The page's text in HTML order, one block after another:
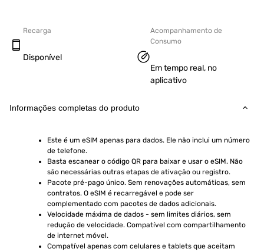
Recarga
Disponível
Acompanhamento de
Consumo
Em tempo real, no
aplicativo
Informações completas do produto
Este é um eSIM apenas para dados. Ele não inclui um número
de telefone.
Basta escanear o código QR para baixar e usar o eSIM. Não
são necessárias outras etapas de ativação ou registro.
Pacote pré-pago único. Sem renovações automáticas, sem
contratos. O eSIM é recarregável e pode ser
complementado com pacotes de dados adicionais.
Velocidade máxima de dados - sem limites diários, sem
redução de velocidade. Compatível com compartilhamento
de internet móvel.
Compatível apenas com celulares e tablets que aceitam